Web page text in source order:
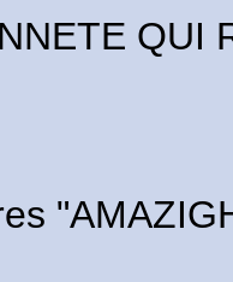
QUI